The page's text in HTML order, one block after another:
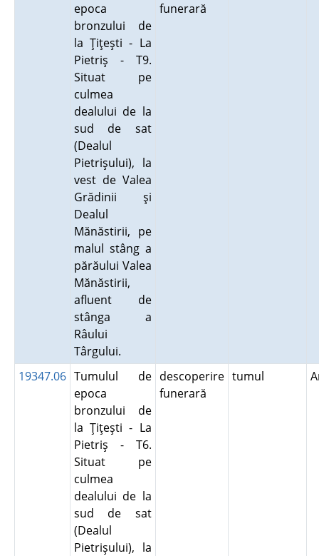
epoca
bronzului de
la Ţiţeşti - La
Pietriş - T9.
Situat pe
culmea
dealului de la
sud de sat
(Dealul
Pietrişului), la
vest de Valea
Grădinii şi
Dealul
Mănăstirii, pe
malul stâng a
părăului Valea
Mănăstirii,
afluent de
stânga a
Râului
Târgului.
funerară
19347.06 Tumulul de
epoca
bronzului de
la Ţiţeşti - La
Pietriş - T6.
Situat pe
culmea
dealului de la
sud de sat
(Dealul
Pietrişului), la
descoperire
funerară
tumul